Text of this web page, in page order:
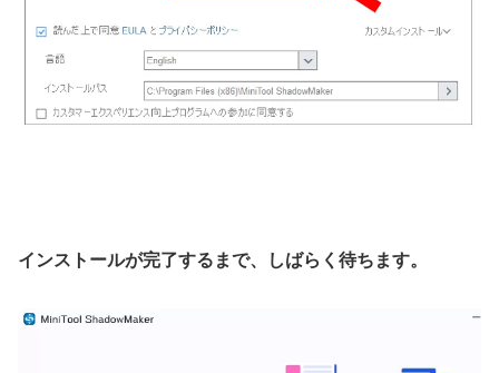
インストールが完了するまで、しばらく待ちます。